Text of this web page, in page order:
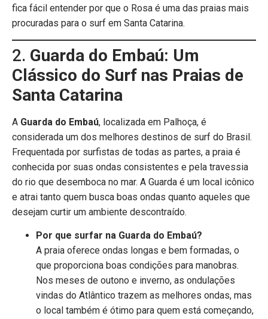
fica fácil entender por que o Rosa é uma das praias mais
procuradas para o surf em Santa Catarina.
2. Guarda do Embaú: Um
Clássico do Surf nas Praias de
Santa Catarina
A Guarda do Embaú, localizada em Palhoça, é
considerada um dos melhores destinos de surf do Brasil.
Frequentada por surfistas de todas as partes, a praia é
conhecida por suas ondas consistentes e pela travessia
do rio que desemboca no mar. A Guarda é um local icônico
e atrai tanto quem busca boas ondas quanto aqueles que
desejam curtir um ambiente descontraído.
Por que surfar na Guarda do Embaú?
A praia oferece ondas longas e bem formadas, o
que proporciona boas condições para manobras.
Nos meses de outono e inverno, as ondulações
vindas do Atlântico trazem as melhores ondas, mas
o local também é ótimo para quem está começando,